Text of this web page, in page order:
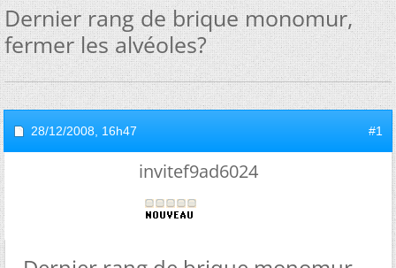
Dernier rang de brique monomur,
fermer les alvéoles?
28/12/2008, 16h47 #1
invitef9ad6024